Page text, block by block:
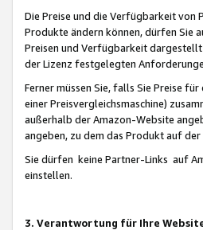
Die Preise und die Verfügbarkeit von
Produkte ändern können, dürfen Sie
Preisen und Verfügbarkeit dargestellt
der Lizenz festgelegten
Ferner müssen Sie, falls Sie Preise
einer Preisvergleichsmaschine)
außerhalb der Amazon-Website
angeben, zu dem das Produkt auf
Sie dürfen keine Partner-Links auf
einstellen.
3. Verantwortung für Ihre